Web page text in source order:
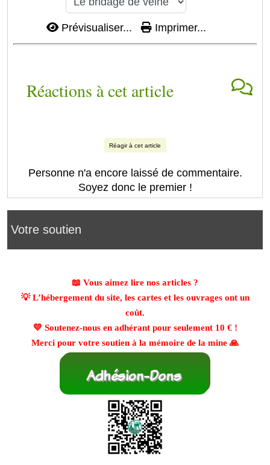
Votre soutien
📖 Vous aimez lire nos articles ?
💡 L’hébergement du site, les cartes et les ouvrages ont un
coût.
💛 Soutenez-nous en adhérant pour seulement 10 €!
Merci pour votre soutien à la mémoire de la mine 🙏
Prévisualiser... Imprimer...
Réactions à cet article
Réagir à cet article
Personne n'a encore laissé de commentaire.
Soyez donc le premier !